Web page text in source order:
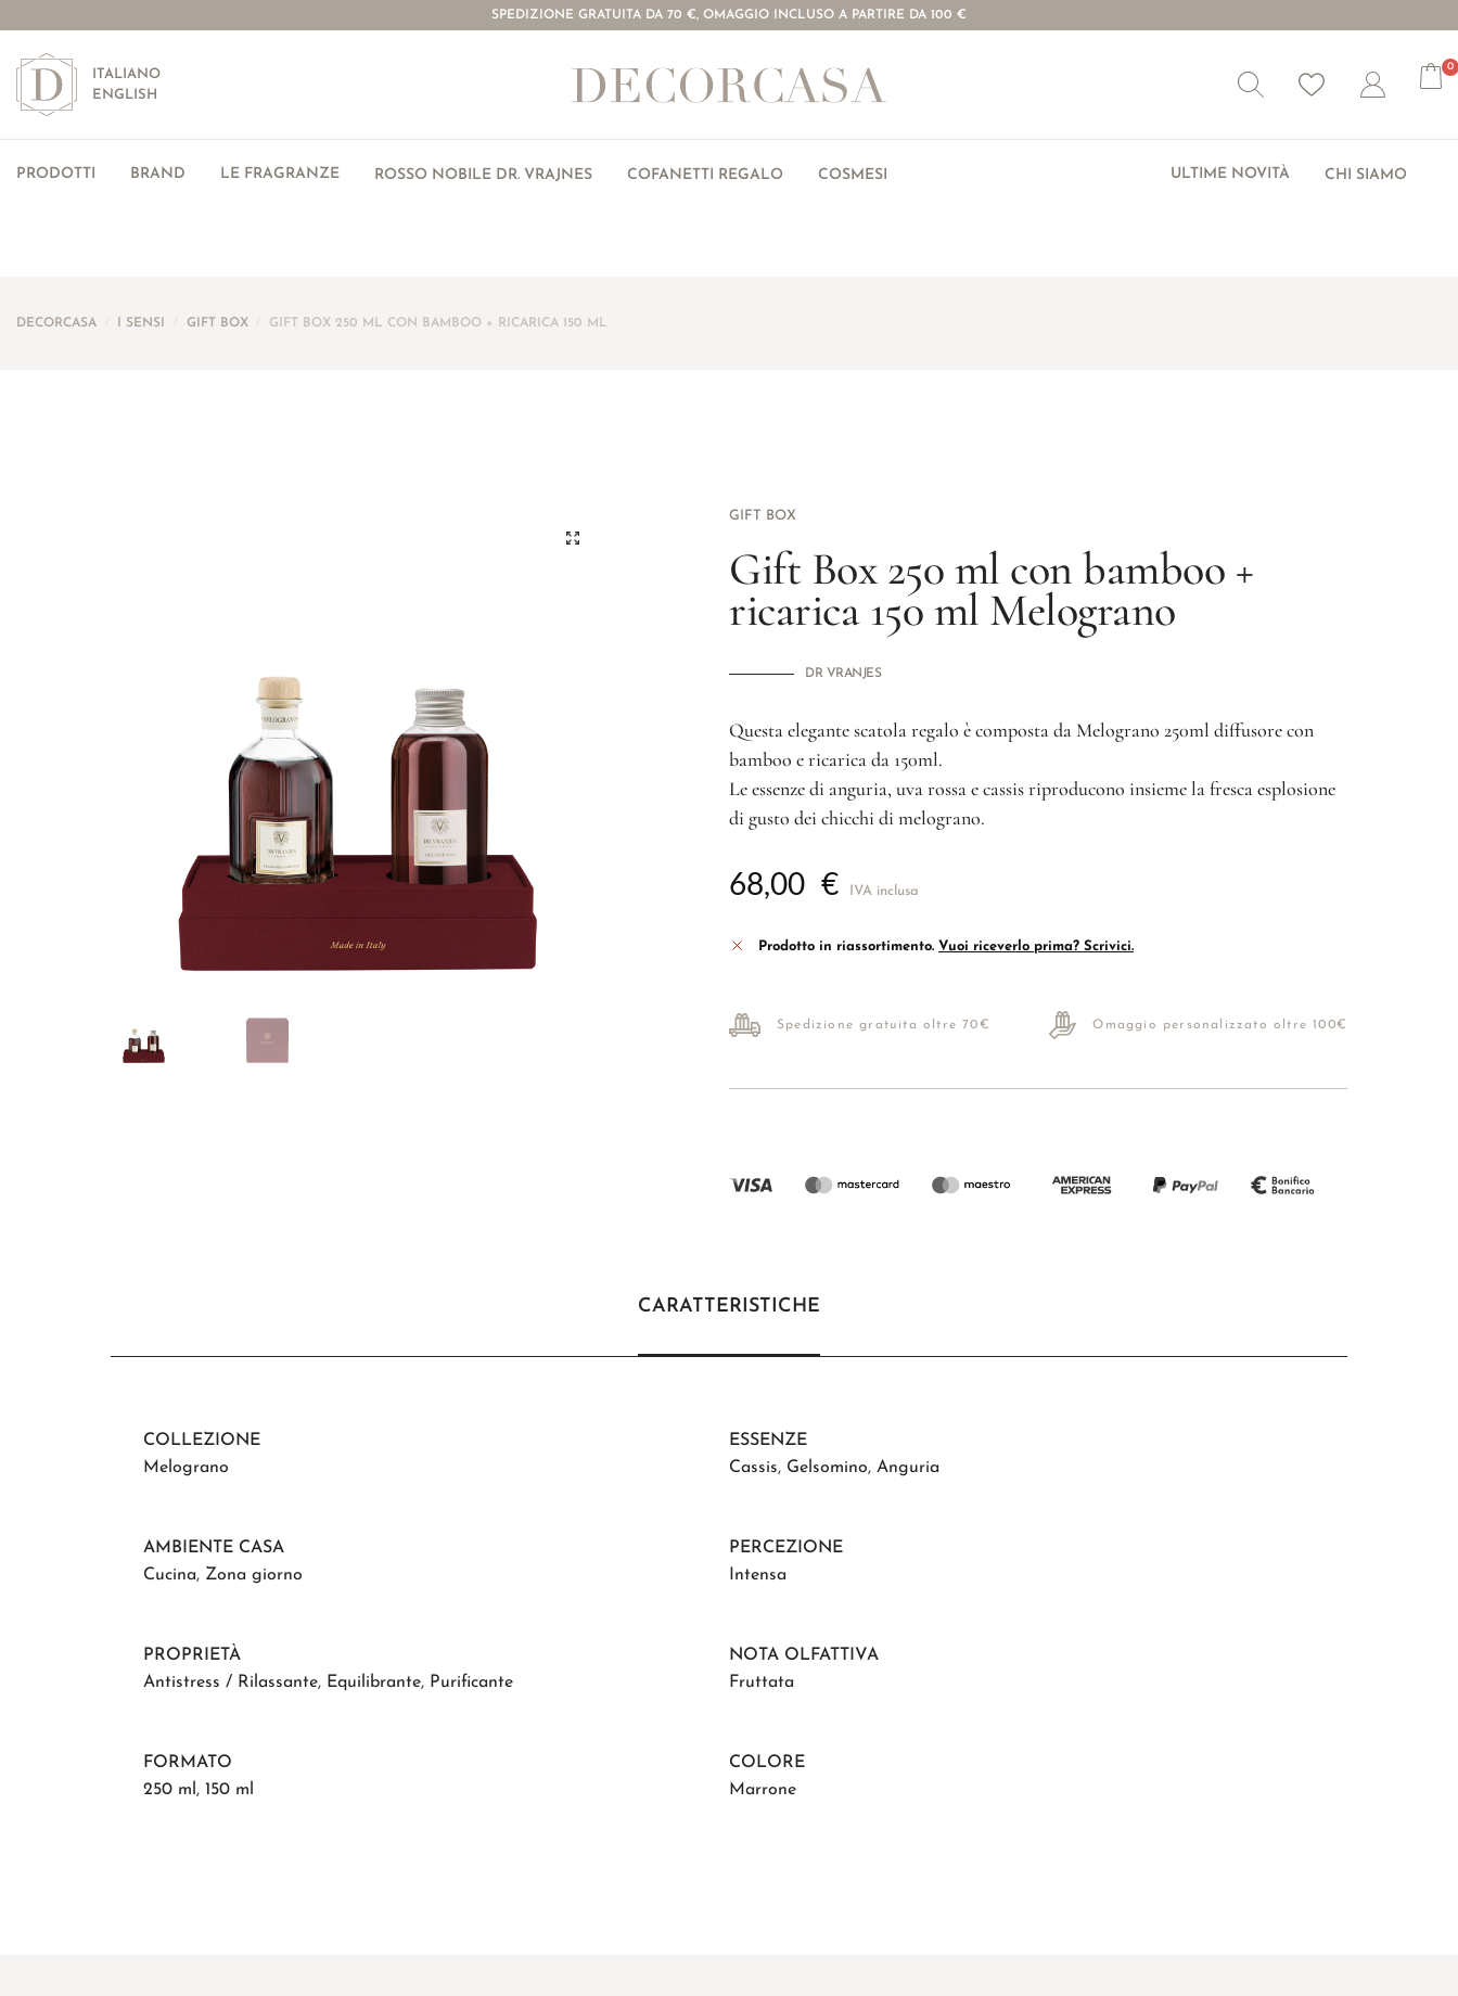
SPEDIZIONE GRATUITA DA 70 €, OMAGGIO INCLUSO A PARTIRE DA 100 €
ITALIANO
ENGLISH
Wishlist Account
0
PRODOTTI BRAND LE FRAGRANZE ROSSO NOBILE DR. VRAJNES COFANETTI REGALO COSMESI ULTIME NOVITÀ CHI SIAMO
DECORCASA I SENSI GIFT BOX GIFT BOX 250 ML CON BAMBOO + RICARICA 150 ML
GIFT BOX
Gift Box 250 ml con bamboo +
ricarica 150 ml Melograno
DR VRANJES
Questa elegante scatola regalo è composta da Melograno 250ml diffusore con
bamboo e ricarica da 150ml.
Le essenze di anguria, uva rossa e cassis riproducono insieme la fresca esplosione
di gusto dei chicchi di melograno.
68,00 € IVA inclusa
Prodotto in riassortimento. Vuoi riceverlo prima? Scrivici.
Spedizione gratuita oltre 70€ Omaggio personalizzato oltre 100€
CARATTERISTICHE
COLLEZIONE
Melograno
ESSENZE
Cassis, Gelsomino, Anguria
AMBIENTE CASA
Cucina, Zona giorno
PERCEZIONE
Intensa
PROPRIETÀ
Antistress / Rilassante, Equilibrante, Purificante
NOTA OLFATTIVA
Fruttata
FORMATO
250 ml , 150 ml
COLORE
Marrone